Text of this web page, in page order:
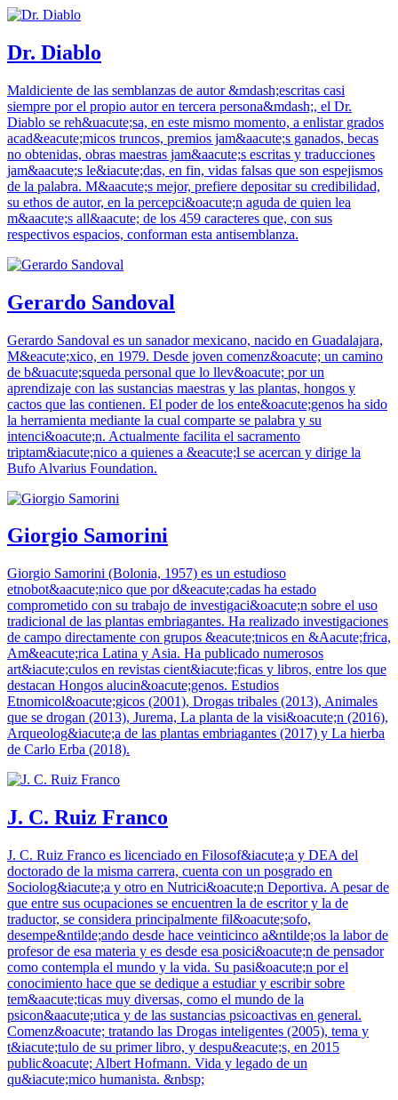
Dr. Diablo
Maldiciente de las semblanzas de autor &mdash;escritas casi
siempre por el propio autor en tercera persona&mdash;, el Dr.
Diablo se reh&uacute;sa, en este mismo momento, a enlistar grados
acad&eacute;micos truncos, premios jam&aacute;s ganados, becas
no obtenidas, obras maestras jam&aacute;s escritas y traducciones
jam&aacute;s le&iacute;das, en fin, vidas falsas que son espejismos
de la palabra. M&aacute;s mejor, prefiere depositar su credibilidad,
su ethos de autor, en la percepci&oacute;n aguda de quien lea
m&aacute;s all&aacute; de los 459 caracteres que, con sus
respectivos espacios, conforman esta antisemblanza.
Gerardo Sandoval
Gerardo Sandoval es un sanador mexicano, nacido en Guadalajara,
M&eacute;xico, en 1979. Desde joven comenz&oacute; un camino
de b&uacute;squeda personal que lo llev&oacute; por un
aprendizaje con las sustancias maestras y las plantas, hongos y
cactos que las contienen. El poder de los ente&oacute;genos ha sido
la herramienta mediante la cual comparte se palabra y su
intenci&oacute;n. Actualmente facilita el sacramento
triptam&iacute;nico a quienes a &eacute;l se acercan y dirige la
Bufo Alvarius Foundation.
Giorgio Samorini
Giorgio Samorini (Bolonia, 1957) es un estudioso
etnobot&aacute;nico que por d&eacute;cadas ha estado
comprometido con su trabajo de investigaci&oacute;n sobre el uso
tradicional de las plantas embriagantes. Ha realizado investigaciones
de campo directamente con grupos &eacute;tnicos en &Aacute;frica,
Am&eacute;rica Latina y Asia. Ha publicado numerosos
art&iacute;culos en revistas cient&iacute;ficas y libros, entre los que
destacan Hongos alucin&oacute;genos. Estudios
Etnomicol&oacute;gicos (2001), Drogas tribales (2013), Animales
que se drogan (2013), Jurema, La planta de la visi&oacute;n (2016),
Arqueolog&iacute;a de las plantas embriagantes (2017) y La hierba
de Carlo Erba (2018).
J. C. Ruiz Franco
J. C. Ruiz Franco es licenciado en Filosof&iacute;a y DEA del
doctorado de la misma carrera, cuenta con un posgrado en
Sociolog&iacute;a y otro en Nutrici&oacute;n Deportiva. A pesar de
que entre sus ocupaciones se encuentren la de escritor y la de
traductor, se considera principalmente fil&oacute;sofo,
desempe&ntilde;ando desde hace veinticinco a&ntilde;os la labor de
profesor de esa materia y es desde esa posici&oacute;n de pensador
como contempla el mundo y la vida. Su pasi&oacute;n por el
conocimiento hace que se dedique a estudiar y escribir sobre
tem&aacute;ticas muy diversas, como el mundo de la
psicon&aacute;utica y de las sustancias psicoactivas en general.
Comenz&oacute; tratando las Drogas inteligentes (2005), tema y
t&iacute;tulo de su primer libro, y despu&eacute;s, en 2015
public&oacute; Albert Hofmann. Vida y legado de un
qu&iacute;mico humanista. &nbsp;